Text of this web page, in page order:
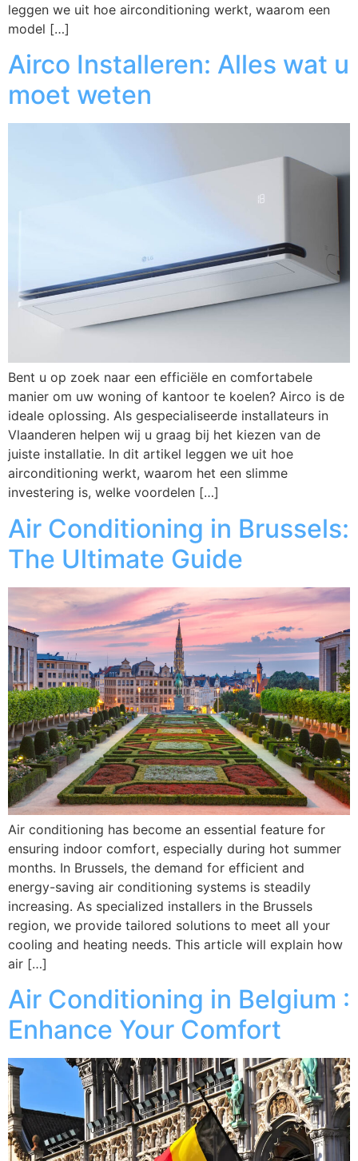
leggen we uit hoe airconditioning werkt, waarom een
model […]
Airco Installeren: Alles wat u
moet weten
Bent u op zoek naar een efficiële en comfortabele
manier om uw woning of kantoor te koelen? Airco is de
ideale oplossing. Als gespecialiseerde installateurs in
Vlaanderen helpen wij u graag bij het kiezen van de
juiste installatie. In dit artikel leggen we uit hoe
airconditioning werkt, waarom het een slimme
investering is, welke voordelen […]
Air Conditioning in Brussels:
The Ultimate Guide
Air conditioning has become an essential feature for
ensuring indoor comfort, especially during hot summer
months. In Brussels, the demand for efficient and
energy-saving air conditioning systems is steadily
increasing. As specialized installers in the Brussels
region, we provide tailored solutions to meet all your
cooling and heating needs. This article will explain how
air […]
Air Conditioning in Belgium :
Enhance Your Comfort